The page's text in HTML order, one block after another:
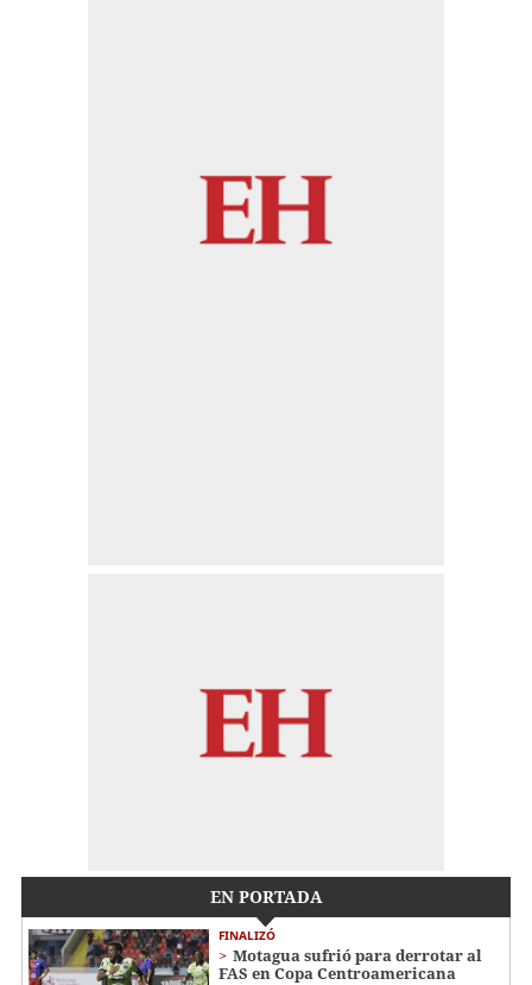
EN PORTADA
FINALIZÓ
Motagua sufrió para derrotar al
FAS en Copa Centroamericana